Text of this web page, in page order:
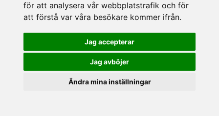
för att analysera vår webbplatstrafik och för
att förstå var våra besökare kommer ifrån.
Jag accepterar
Jag avböjer
Ändra mina inställningar